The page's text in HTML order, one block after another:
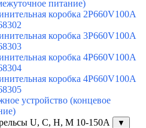
питание)
коробка 2P660V100A
коробка 3P660V100A
коробка 4P660V100A
коробка 4P660V100A
устройство (концевое
U, C, H, M 10-150А
▼